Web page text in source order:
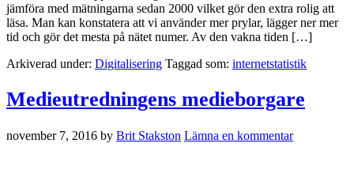
jämföra med mätningarna sedan 2000 vilket gör den extra rolig att
läsa. Man kan konstatera att vi använder mer prylar, lägger ner mer
tid och gör det mesta på nätet numer. Av den vakna tiden […]
Arkiverad under: Digitalisering Taggad som: internetstatistik
Medieutredningens medieborgare
november 7, 2016 by Brit Stakston Lämna en kommentar